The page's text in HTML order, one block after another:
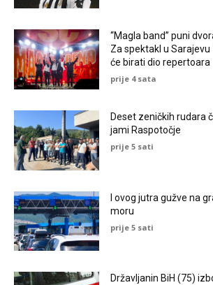
“Magla band” puni
Za spektakl u
će birati dio repertoara
prije 4 sata
Deset zeničkih rudara
jami Raspotočje
prije 5 sati
I ovog jutra gužve na
moru
prije 5 sati
Državljanin BiH (75)